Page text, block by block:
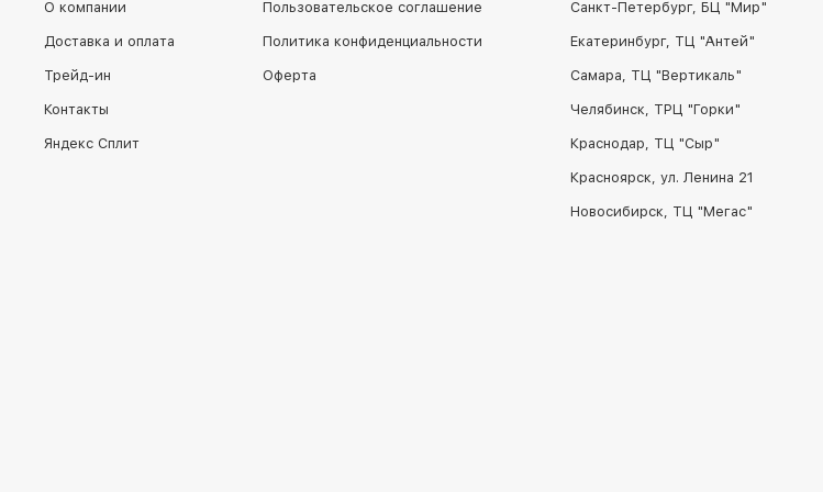
вреда
О компании
Доставка и оплата
Трейд-ин
Контакты
Яндекс Сплит
Пользовательское соглашение
Политика конфиденциальности
Оферта
Санкт-Петербург, БЦ "Мир"
Екатеринбург, ТЦ "Антей"
Самара, ТЦ "Вертикаль"
Челябинск, ТРЦ "Горки"
Краснодар, ТЦ "Сыр"
Красноярск, ул. Ленина 21
Новосибирск, ТЦ "Мегас"